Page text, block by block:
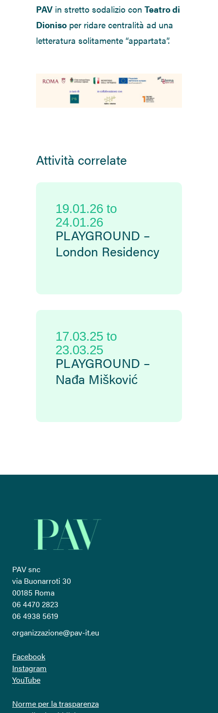
PAV in stretto sodalizio con Teatro di
Dioniso per ridare centralità ad una
letteratura solitamente “appartata”.
Attività correlate
19.01.26 to
24.01.26
PLAYGROUND –
London Residency
17.03.25 to
23.03.25
PLAYGROUND –
Nađa Mišković
PAV snc
via Buonarroti 30
00185 Roma
06 4470 2823
06 4938 5619
organizzazione@pav-it.eu
Facebook
Instagram
YouTube
Norme per la trasparenza